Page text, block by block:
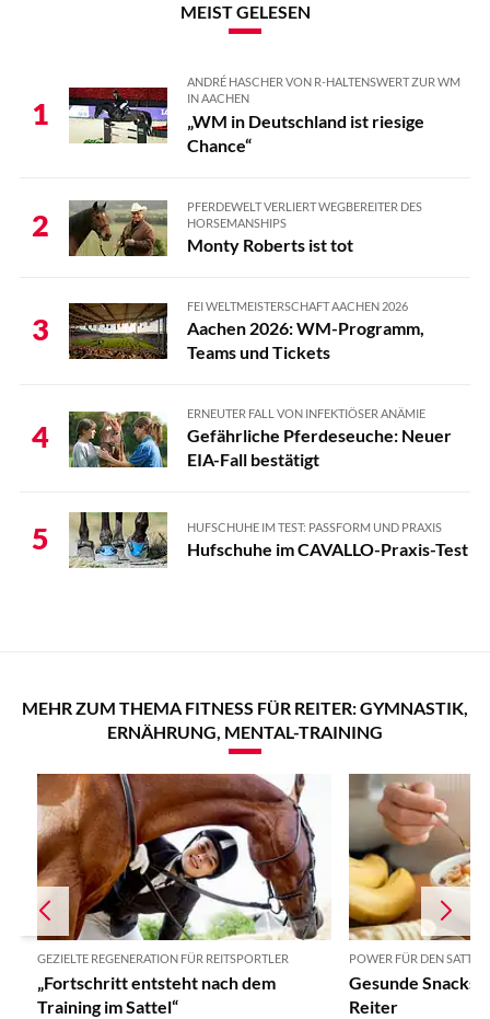
MEIST GELESEN
1
ANDRÉ HASCHER VON R-HALTENSWERT ZUR WM
IN AACHEN
„WM in Deutschland ist riesige
Chance“
2
PFERDEWELT VERLIERT WEGBEREITER DES
HORSEMANSHIPS
Monty Roberts ist tot
3
FEI WELTMEISTERSCHAFT AACHEN 2026
Aachen 2026: WM-Programm,
Teams und Tickets
4
ERNEUTER FALL VON INFEKTIÖSER ANÄMIE
Gefährliche Pferdeseuche: Neuer
EIA-Fall bestätigt
5 HUFSCHUHE IM TEST: PASSFORM UND PRAXIS
Hufschuhe im CAVALLO-Praxis-Test
MEHR ZUM THEMA FITNESS FÜR REITER: GYMNASTIK,
ERNÄHRUNG, MENTAL-TRAINING
GEZIELTE REGENERATION FÜR REITSPORTLER
„Fortschritt entsteht nach dem
Training im Sattel“
POWER FÜR DEN SATTEL
Gesunde Snacks
Reiter